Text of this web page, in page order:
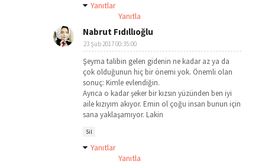
Yanıtlar
Yanıtla
Nabrut Fıdıllıoğlu
23 Şub 2017 00:35:00
Şeyma talibin gelen gidenin ne kadar az ya da
çok olduğunun hiç bir önemi yok. Önemli olan
sonuç: Kimle evlendiğin.
Ayrıca o kadar şeker bir kızsın yüzünden ben iyi
aile kızıyım akıyor. Emin ol çoğu insan bunun için
sana yaklaşamıyor. Lakin
Sil
Yanıtlar
Yanıtla